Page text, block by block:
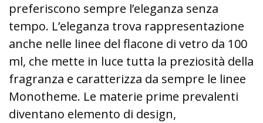
preferiscono sempre l’eleganza senza
tempo. L’eleganza trova rappresentazione
anche nelle linee del flacone di vetro da 100
ml, che mette in luce tutta la preziosità della
fragranza e caratterizza da sempre le linee
Monotheme. Le materie prime prevalenti
diventano elemento di design,